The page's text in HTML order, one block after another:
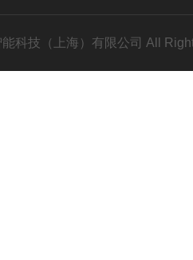
能科技（上海）有限公司 All